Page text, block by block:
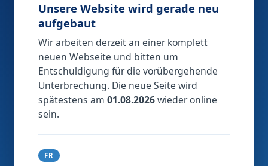
Unsere Website wird gerade neu
aufgebaut
Wir arbeiten derzeit an einer komplett
neuen Webseite und bitten um
Entschuldigung für die vorübergehende
Unterbrechung. Die neue Seite wird
spätestens am 01.08.2026wieder online
sein.
FR